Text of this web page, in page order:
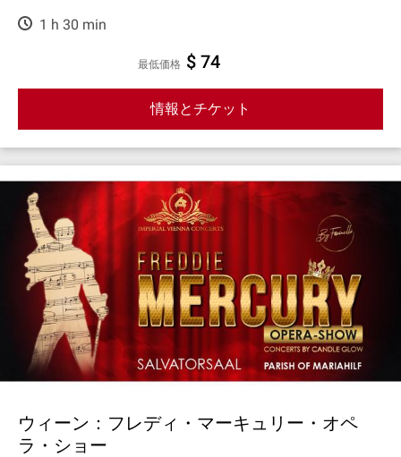
1 h 30 min
最低価格 $ 74
情報とチケット
ウィーン：フレディ・マーキュリー・オペ
ラ・ショー